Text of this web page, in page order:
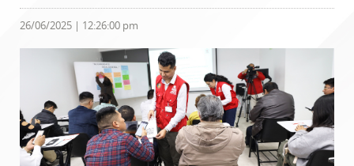
26/06/2025 | 12:26:00 pm